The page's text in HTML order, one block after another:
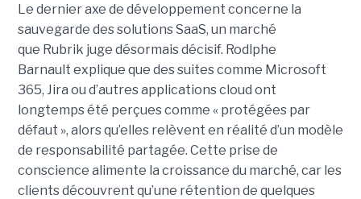
Le dernier axe de développement concerne la
sauvegarde des solutions SaaS, un marché
que Rubrik juge désormais décisif. Rodlphe
Barnault explique que des suites comme Microsoft
365, Jira ou d’autres applications cloud ont
longtemps été perçues comme « protégées par
défaut », alors qu’elles relèvent en réalité d’un modèle
de responsabilité partagée. Cette prise de
conscience alimente la croissance du marché, car les
clients découvrent qu’une rétention de quelques